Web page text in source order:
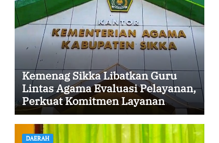
Kemenag Sikka Libatkan Guru
Lintas Agama Evaluasi Pelayanan,
Perkuat Komitmen Layanan
Profesional dan Humanis
DAERAH